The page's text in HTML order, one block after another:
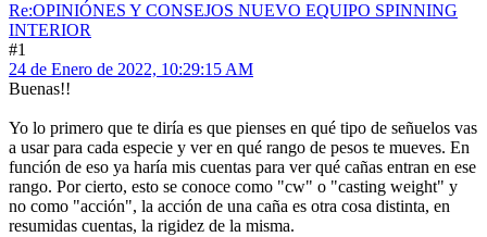
Re:OPINIÓNES Y CONSEJOS NUEVO EQUIPO SPINNING
INTERIOR
#1
24 de Enero de 2022, 10:29:15 AM
Buenas!!
Yo lo primero que te diría es que pienses en qué tipo de señuelos vas
a usar para cada especie y ver en qué rango de pesos te mueves. En
función de eso ya haría mis cuentas para ver qué cañas entran en ese
rango. Por cierto, esto se conoce como "cw" o "casting weight" y
no como "acción", la acción de una caña es otra cosa distinta, en
resumidas cuentas, la rigidez de la misma.